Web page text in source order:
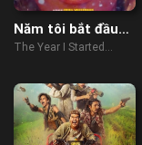
Năm tôi bắt đầu
thủ dâm
The Year I Started